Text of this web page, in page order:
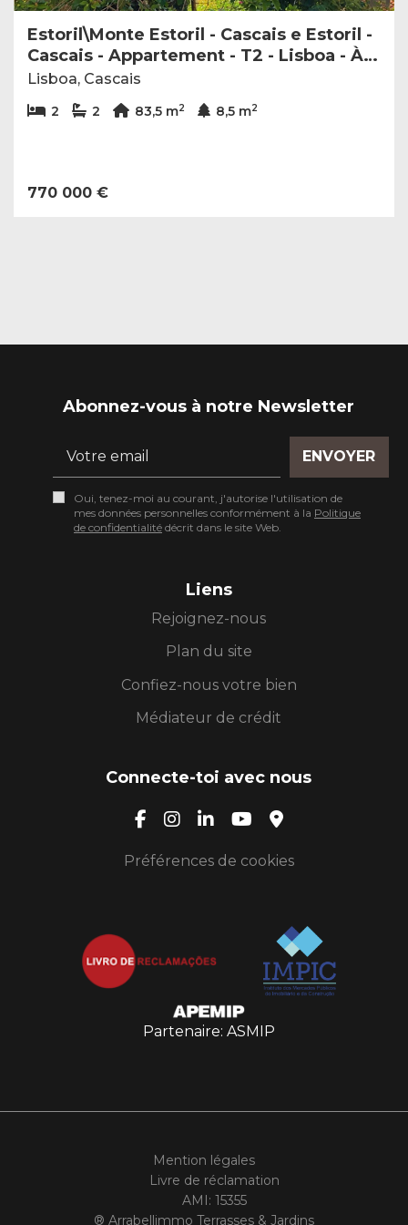
Estoril\Monte Estoril - Cascais e Estoril -
Cascais - Appartement - T2 - Lisboa - À
vendre - AA216
Lisboa, Cascais
2 2 83,5 m2 8,5 m2
770 000 €
Abonnez-vous à notre Newsletter
ENVOYER
Oui, tenez-moi au courant, j'autorise l'utilisation de
mes données personnelles conformément à la Politique
de confidentialité décrit dans le site Web.
Liens
Rejoignez-nous
Plan du site
Confiez-nous votre bien
Médiateur de crédit
Connecte-toi avec nous
Préférences de cookies
Partenaire: ASMIP
Mention légales
Livre de réclamation
AMI: 15355
® Arrabellimmo Terrasses & Jardins